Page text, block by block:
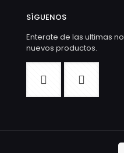
SÍGUENOS
Enterate de las ultimas
nuevos productos.